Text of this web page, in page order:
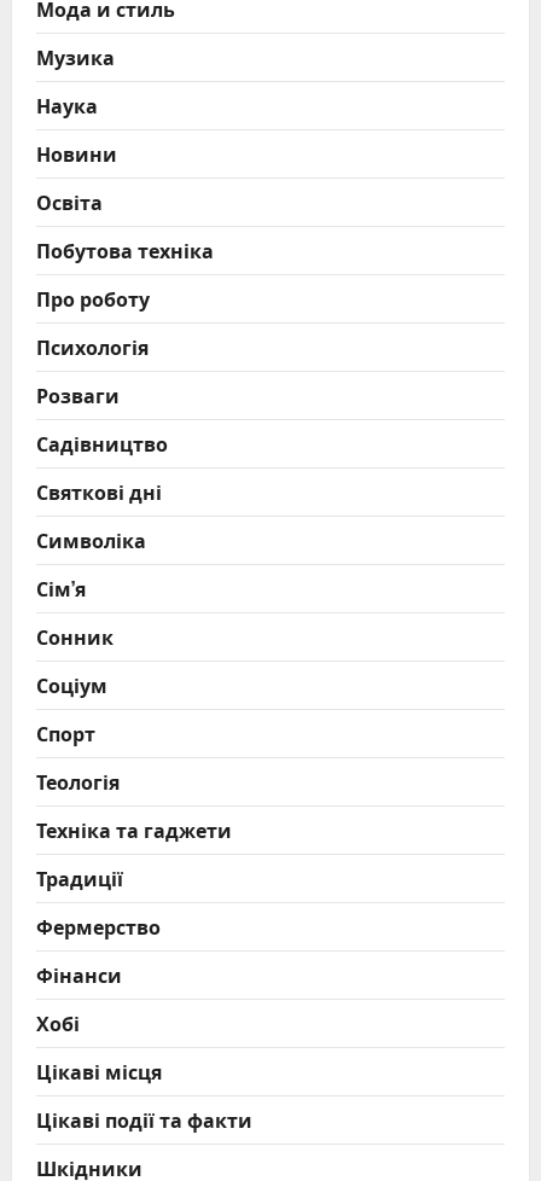
Мода и стиль
Музика
Наука
Новини
Освіта
Побутова техніка
Про роботу
Психологія
Розваги
Садівництво
Святкові дні
Символіка
Сім’я
Сонник
Соціум
Спорт
Теологія
Техніка та гаджети
Традиції
Фермерство
Фінанси
Хобі
Цікаві місця
Цікаві події та факти
Шкідники